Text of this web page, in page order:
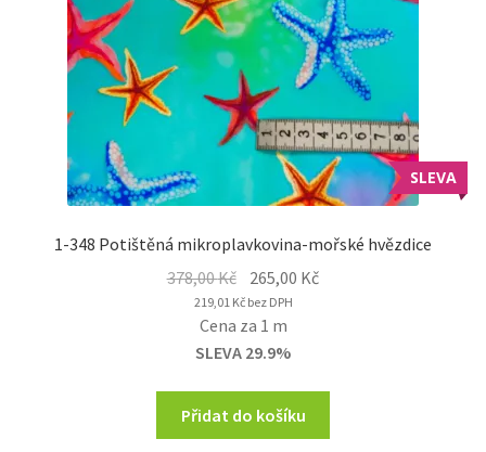
SLEVA
1-348 Potištěná mikroplavkovina-mořské hvězdice
378,00Kč Original
price
was:
378,00 Kč.
265,00 KčCurrent
219,01 Kčbez DPH
Cena za 1 m
SLEVA 29.9%
Přidat do košíku